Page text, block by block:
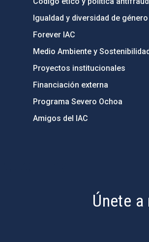
Igualdad y diversidad de género
Forever IAC
Medio Ambiente y
Proyectos institucionales
Financiación externa
Programa Severo Ochoa
Amigos del IAC
Únete